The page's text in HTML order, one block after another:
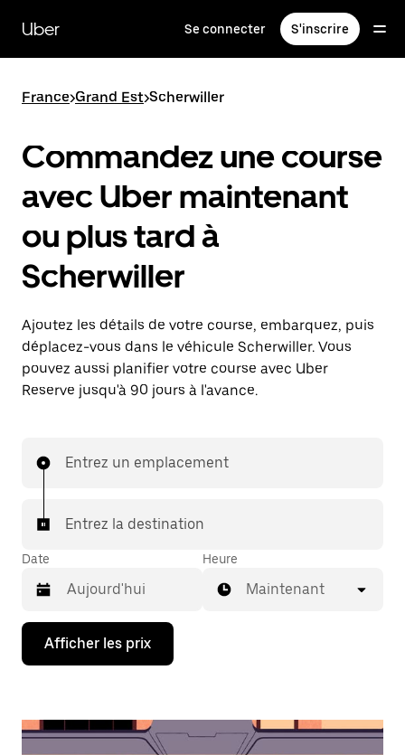
contenu
principal
Uber Se connecter S'inscrire
France>Grand Est>Scherwiller
Commandez une course
avec Uber maintenant
ou plus tard à
Scherwiller
Ajoutez les détails de votre course, embarquez, puis
déplacez-vous dans le véhicule Scherwiller. Vous
pouvez aussi planifier votre course avec Uber
Reserve jusqu'à 90 jours à l'avance.
Entrez un emplacement
Entrez la destination
Date
Appuyez
la
bas
Heure
Maintenant
Afficher les prix